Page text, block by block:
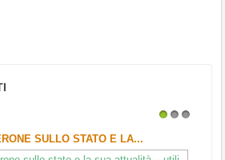
SULLO STATO E LA...